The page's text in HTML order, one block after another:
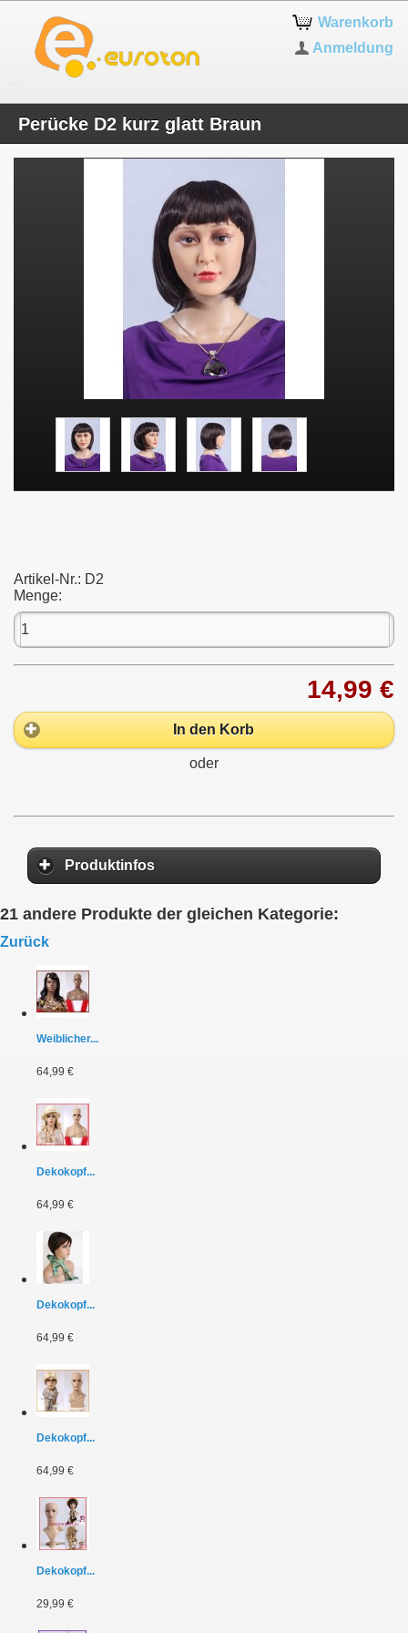
Warenkorb
Anmeldung
Perücke D2 kurz glatt Braun
Artikel-Nr.: D2
Menge:
14,99 €
In den Korb
oder
Produktinfos
21 andere Produkte der gleichen Kategorie:
Zurück
Weiblicher...
64,99 €
Dekokopf...
64,99 €
Dekokopf...
64,99 €
Dekokopf...
64,99 €
Dekokopf...
29,99 €